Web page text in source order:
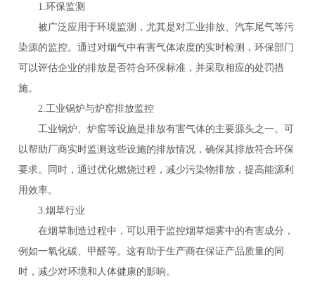
1.环保监测
被广泛应用于环境监测，尤其是对工业排放、汽车尾气等污
染源的监控。通过对烟气中有害气体浓度的实时检测，环保部门
可以评估企业的排放是否符合环保标准，并采取相应的处罚措
施。
2.工业锅炉与炉窑排放监控
工业锅炉、炉窑等设施是排放有害气体的主要源头之一。可
以帮助厂商实时监测这些设施的排放情况，确保其排放符合环保
要求。同时，通过优化燃烧过程，减少污染物排放，提高能源利
用效率。
3.烟草行业
在烟草制造过程中，可以用于监控烟草烟雾中的有害成分，
例如一氧化碳、甲醛等。这有助于生产商在保证产品质量的同
时，减少对环境和人体健康的影响。